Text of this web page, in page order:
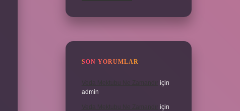
SON YORUMLAR
için
admin
için